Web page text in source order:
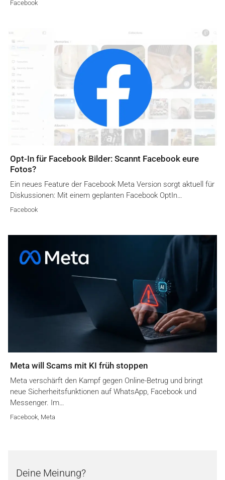
Facebook
Opt-In für Facebook Bilder: Scannt Facebook eure
Fotos?
Ein neues Feature der Facebook Meta Version sorgt aktuell für
Diskussionen: Mit einem geplanten Facebook OptIn…
Facebook
Meta will Scams mit KI früh stoppen
Meta verschärft den Kampf gegen Online-Betrug und bringt
neue Sicherheitsfunktionen auf WhatsApp, Facebook und
Messenger. Im…
Facebook, Meta
Deine Meinung?